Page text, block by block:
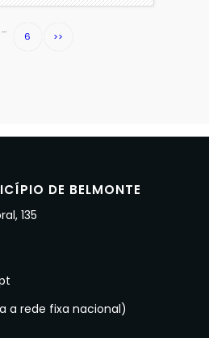
…
6 >>
DE BELMONTE
135
a rede fixa nacional)